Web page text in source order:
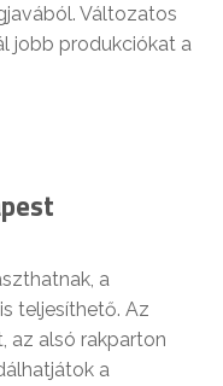
Változatos
jobb produkciókat a
a
teljesíthető. Az
az alsó rakparton
a